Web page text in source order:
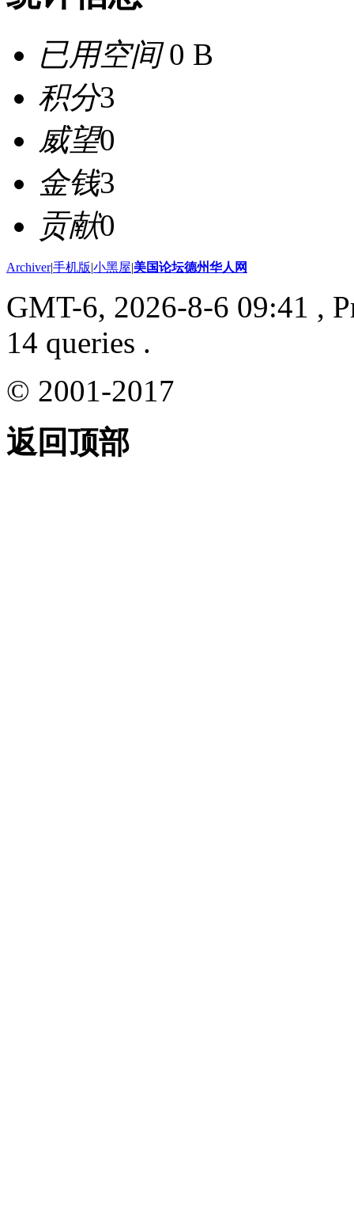
已用空间0 B
积分3
威望0
金钱3
贡献0
Archiver|手机版|小黑屋|美国论坛德州华人网
GMT-6, 2026-8-6 09:41 ,
14 queries .
© 2001-2017
返回顶部